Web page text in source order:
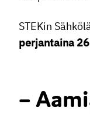
STEKin
perjantaina
–